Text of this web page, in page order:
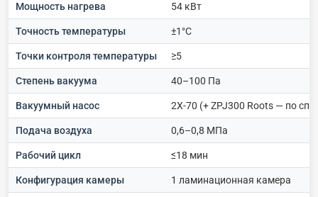
Мощность нагрева 54 кВт
Точность температуры ±1°C
Точки контроля температуры ≥5
Степень вакуума 40–100 Па
Вакуумный насос 2X-70 (+ ZPJ300 Roots — по
Подача воздуха 0,6–0,8 МПа
Рабочий цикл ≤18 мин
Конфигурация камеры 1 ламинационная камера